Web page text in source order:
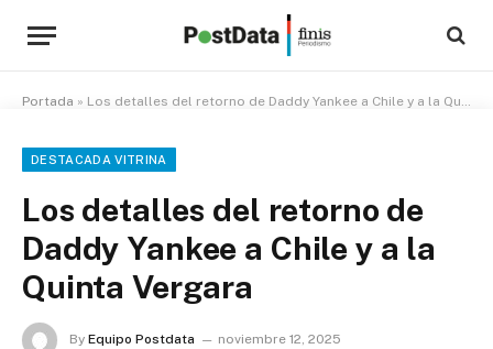
Portada » Los detalles del retorno de Daddy Yankee a Chile y a la Quinta Vergara
DESTACADA VITRINA
Los detalles del retorno de
Daddy Yankee a Chile y a la
Quinta Vergara
By Equipo Postdata noviembre 12, 2025